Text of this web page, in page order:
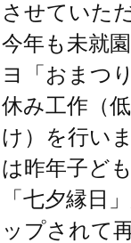
させていた
今年も未就
ヨ「おまつ
休み工作（
け）を行い
は昨年子ど
「七夕縁日
ップされて